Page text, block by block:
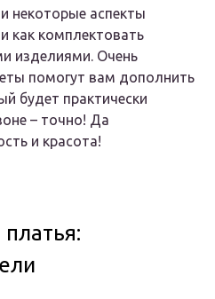
некоторые аспекты
как комплектовать
изделиями. Очень
помогут вам дополнить
будет практически
– точно! Да
и красота!